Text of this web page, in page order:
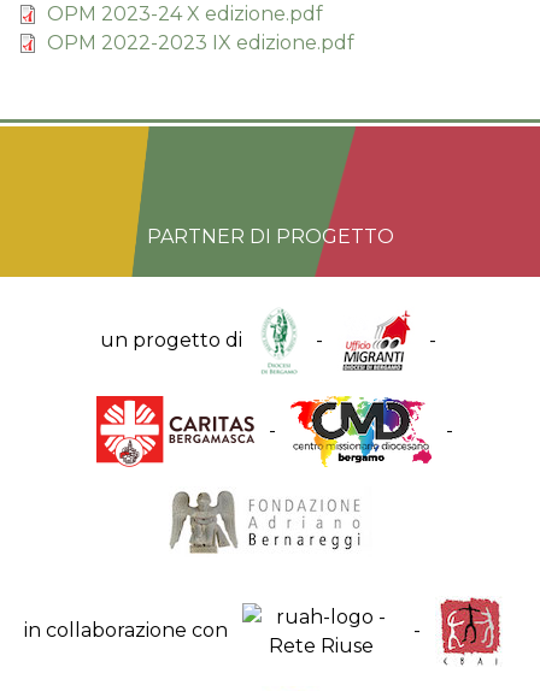
OPM 2023-24 X edizione.pdf
OPM 2022-2023 IX edizione.pdf
PARTNER DI PROGETTO
un progetto di - -
- -
in collaborazione con -